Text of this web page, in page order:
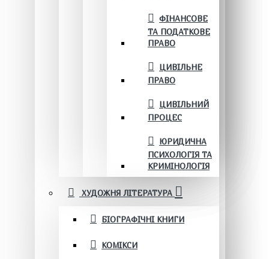
ФІНАНСОВЕ
ТА ПОДАТКОВЕ
ПРАВО
ЦИВІЛЬНЕ
ПРАВО
ЦИВІЛЬНИЙ
ПРОЦЕС
ЮРИДИЧНА
ПСИХОЛОГІЯ ТА
КРИМІНОЛОГІЯ
ХУДОЖНЯ ЛІТЕРАТУРА
БІОГРАФІЧНІ КНИГИ
КОМІКСИ